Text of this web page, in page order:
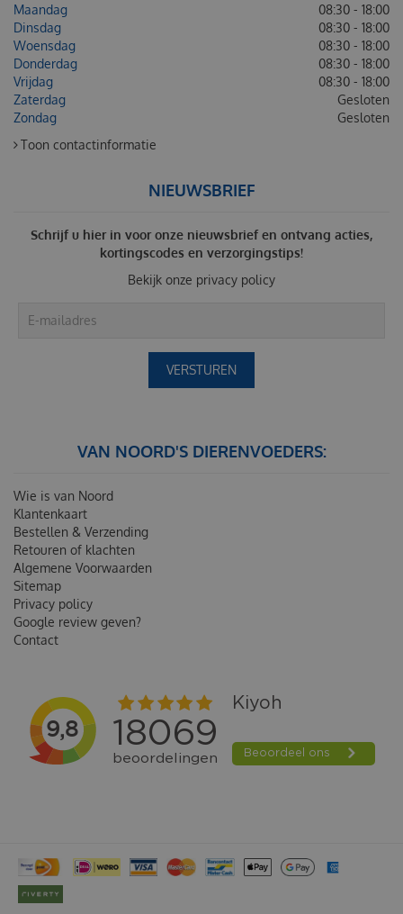
Maandag
08:30 - 18:00
Dinsdag
08:30 - 18:00
Woensdag
08:30 - 18:00
Donderdag
08:30 - 18:00
Vrijdag
08:30 - 18:00
Zaterdag
Gesloten
Zondag
Gesloten
Toon contactinformatie
NIEUWSBRIEF
Schrijf u hier in voor onze nieuwsbrief en ontvang acties,
kortingscodes en verzorgingstips!
Bekijk onze privacy policy
VAN NOORD'S DIERENVOEDERS:
Wie is van Noord
Klantenkaart
Bestellen & Verzending
Retouren of klachten
Algemene Voorwaarden
Sitemap
Privacy policy
Google review geven?
Contact